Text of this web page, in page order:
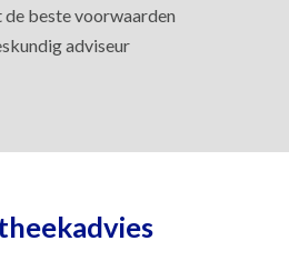
beste voorwaarden
adviseur